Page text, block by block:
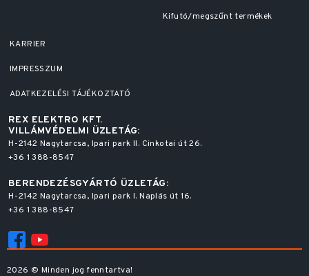
Kifutó/megszűnt termékek
KARRIER
IMPRESSZUM
ADATKEZELÉSI TÁJÉKOZTATÓ
REX ELEKTRO KFT.
VILLÁMVÉDELMI ÜZLETÁG:
H-2142 Nagytarcsa, Ipari park II. Cinkotai út 26.
+36 1 388-8547
BERENDEZÉSGYÁRTÓ ÜZLETÁG:
H-2142 Nagytarcsa, Ipari park I. Naplás út 16.
+36 1 388-8547
2026 © Minden jog fenntartva!